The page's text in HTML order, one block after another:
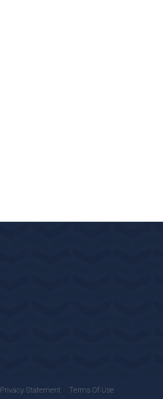
Terms Of Use
Privacy Statement